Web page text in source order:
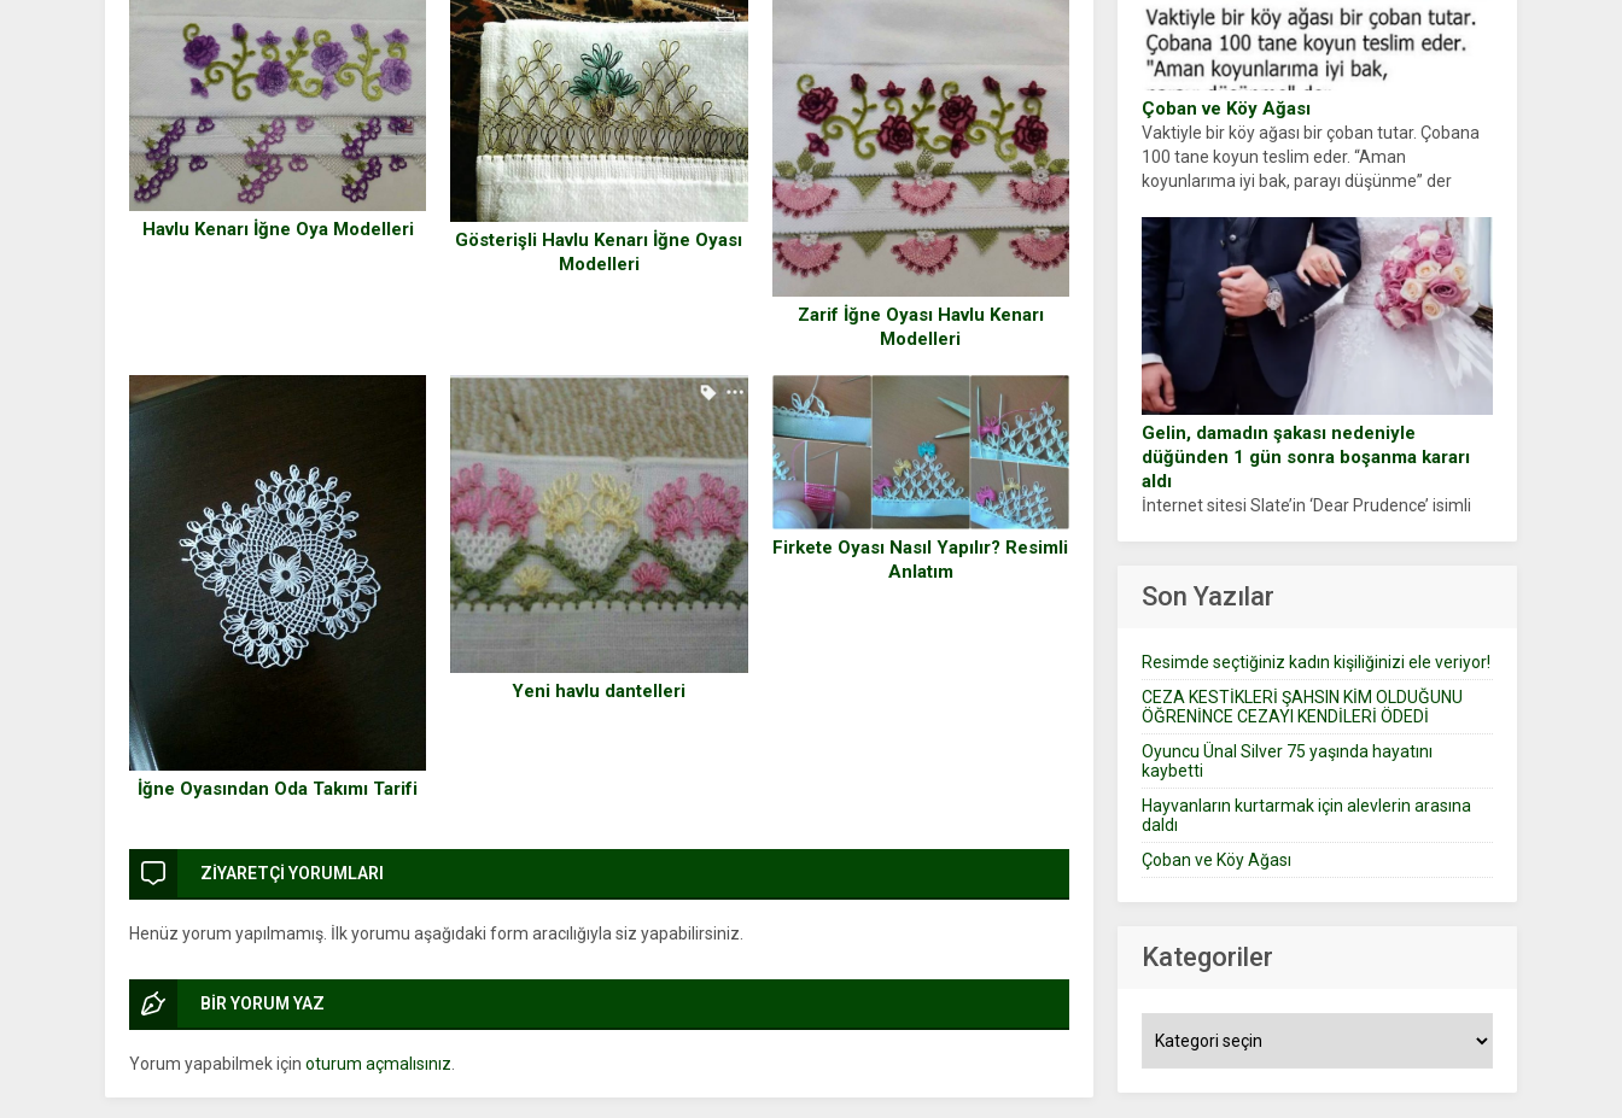
Çoban ve Köy Ağası
Vaktiyle bir köy ağası bir çoban tutar. Çobana
100 tane koyun teslim eder. “Aman
koyunlarıma iyi bak, parayı düşünme” der
Gelin, damadın şakası nedeniyle
düğünden 1 gün sonra boşanma kararı
aldı
İnternet sitesi Slate’in ‘Dear Prudence’ isimli
Son Yazılar
Resimde seçtiğiniz kadın kişiliğinizi ele veriyor!
CEZA KESTİKLERİ ŞAHSIN KİM OLDUĞUNU
ÖĞRENİNCE CEZAYI KENDİLERİ ÖDEDİ
Oyuncu Ünal Silver 75 yaşında hayatını
kaybetti
Hayvanların kurtarmak için alevlerin arasına
daldı
Çoban ve Köy Ağası
Kategoriler
Havlu Kenarı İğne Oya Modelleri
Gösterişli Havlu Kenarı İğne Oyası
Modelleri
Zarif İğne Oyası Havlu Kenarı
Modelleri
İğne Oyasından Oda Takımı Tarifi
Yeni havlu dantelleri
Firkete Oyası Nasıl Yapılır? Resimli
Anlatım
ZİYARETÇİ YORUMLARI
Henüz yorum yapılmamış. İlk yorumu aşağıdaki form aracılığıyla siz yapabilirsiniz.
BİR YORUM YAZ
Yorum yapabilmek için oturum açmalısınız.